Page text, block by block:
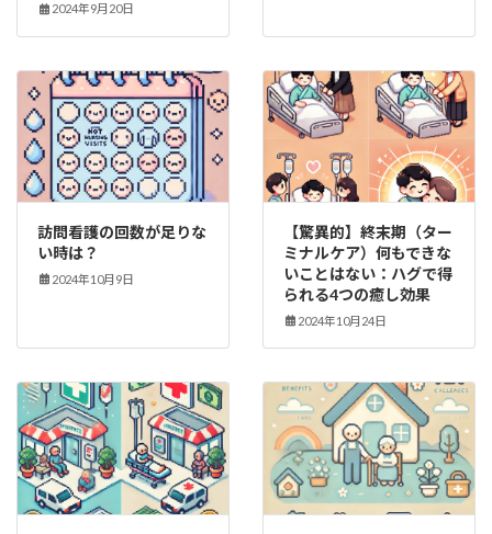
2024年9月20日
訪問看護の回数が足りな
い時は？
2024年10月9日
【驚異的】終末期（ター
ミナルケア）何もできな
いことはない：ハグで得
られる4つの癒し効果
2024年10月24日